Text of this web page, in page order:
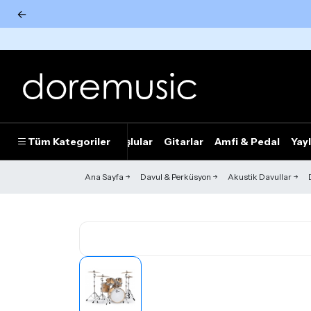
←
Tüm Kategoriler
Piyanolar Tuşlular Gitarlar Amfi & Pedal
Ana Sayfa Davul & Perküsyon Akustik Davullar
Tümünü Gör